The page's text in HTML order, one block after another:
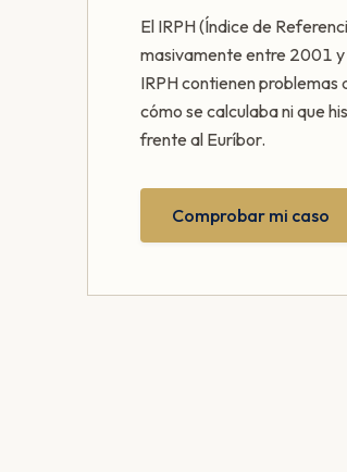
El IRPH (Índice de
masivamente entre 2001
IRPH contienen problemas
cómo se calculaba ni que
frente al Euríbor.
Comprobar mi caso